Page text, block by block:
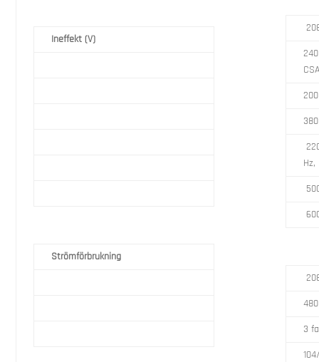
Ineffekt (V)
Strömförbrukning
Hz,
3